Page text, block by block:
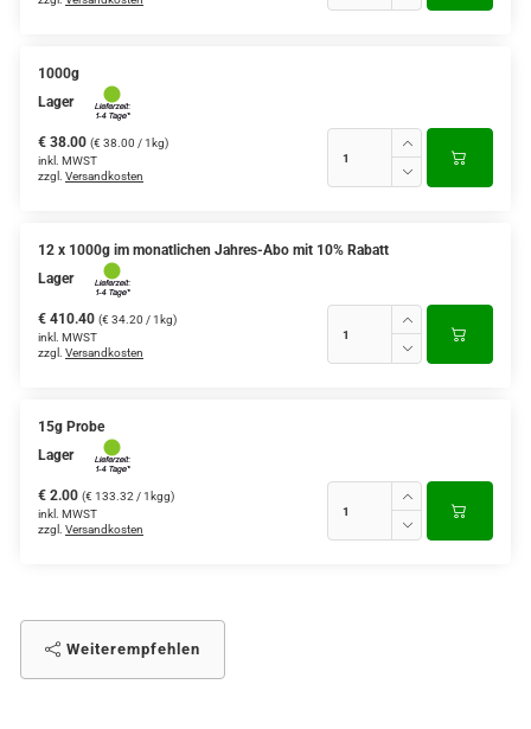
1000g
Lager
€ 38.00 (€ 38.00 / 1kg)
inkl. MWST
zzgl. Versandkosten
12 x 1000g im monatlichen Jahres-Abo mit 10% Rabatt
Lager
€ 410.40 (€ 34.20 / 1kg)
inkl. MWST
zzgl. Versandkosten
15g Probe
Lager
€ 2.00 (€ 133.32 / 1kgg)
inkl. MWST
zzgl. Versandkosten
Weiterempfehlen